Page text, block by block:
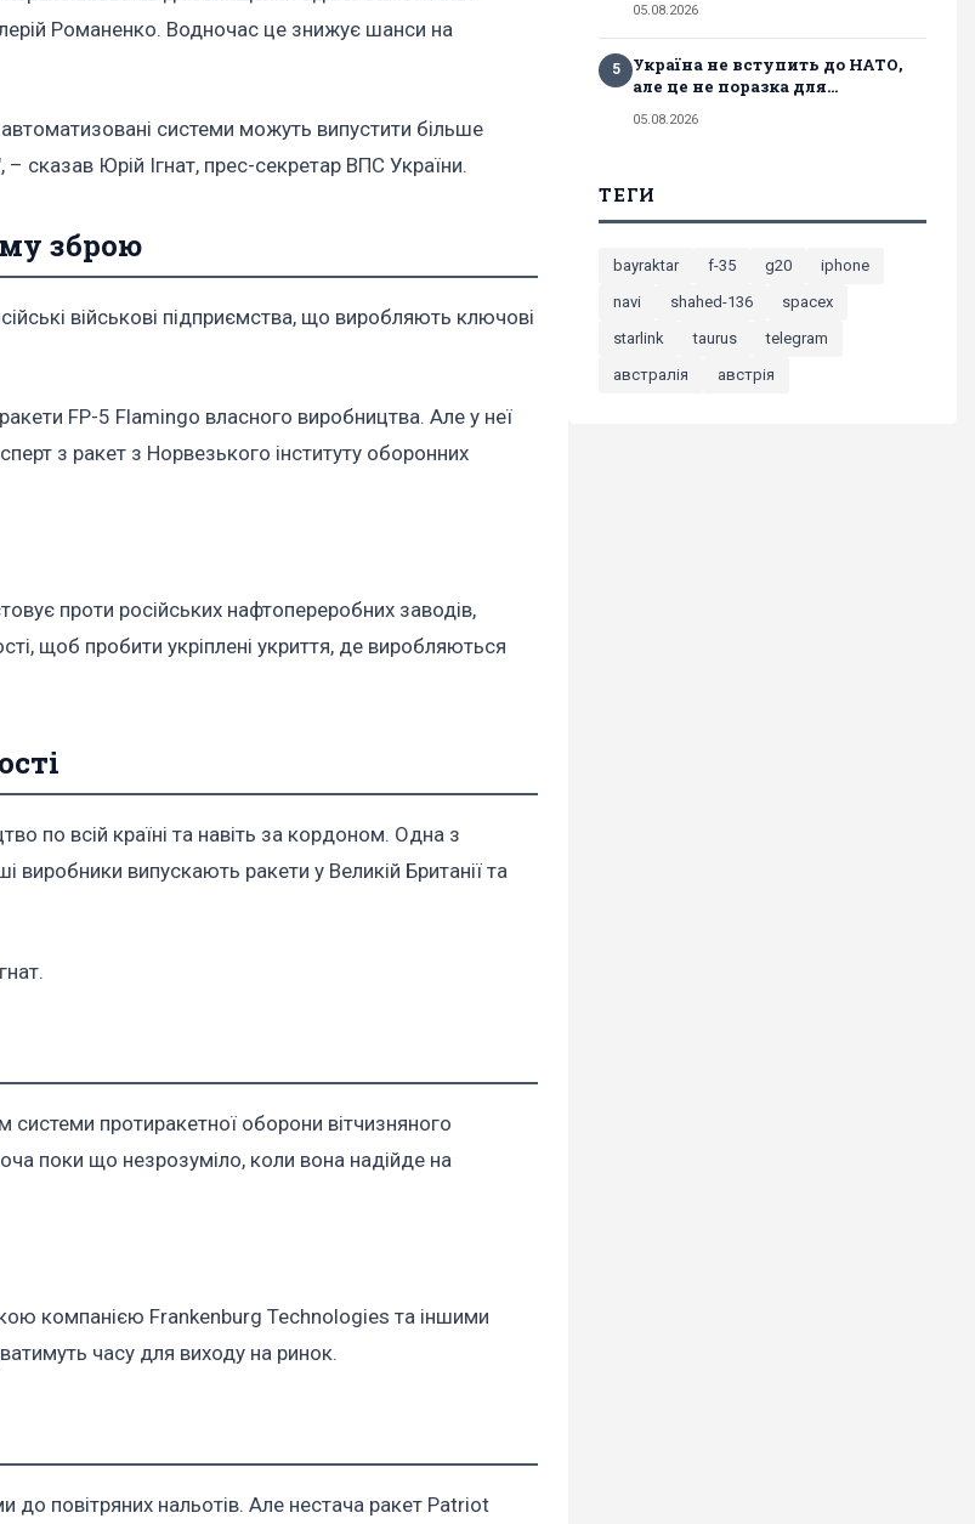
Романенко. Водночас це знижує шанси на
системи можуть випустити більше
сказав Юрій Ігнат, прес-секретар ВПС України.
зброю
військові підприємства, що виробляють ключові
FP-5 Flamingo власного виробництва. Але у неї
з ракет з Норвезького інституту оборонних
проти російських нафтопереробних заводів,
щоб пробити укріплені укриття, де виробляються
по всій країні та навіть за кордоном. Одна з
виробники випускають ракети у Великій Британії та
протиракетної оборони вітчизняного
поки що незрозуміло, коли вона надійде на
компанією Frankenburg Technologies та іншими
часу для виходу на ринок.
до повітряних нальотів. Але нестача ракет Patriot
05.08.2026
5
Україна не вступить до НАТО,
але це не поразка для...
05.08.2026
ТЕГИ
bayraktar f-35 g20
iphone
navi
shahed-136
spacex
starlink
taurus
telegram
австралія
австрія